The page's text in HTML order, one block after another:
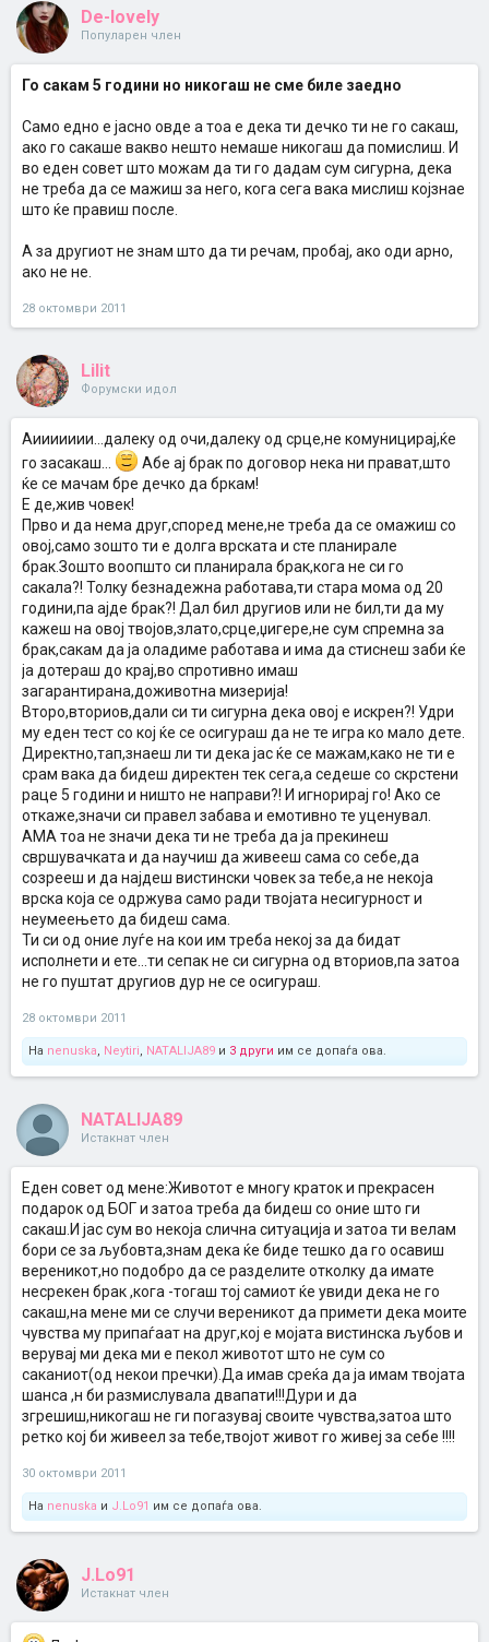
De-lovely
Популарен член
Го сакам 5 години но никогаш не сме биле заедно
Само едно е јасно овде а тоа е дека ти дечко ти не го сакаш,
ако го сакаше вакво нешто немаше никогаш да помислиш. И
во еден совет што можам да ти го дадам сум сигурна, дека
не треба да се мажиш за него, кога сега вака мислиш којзнае
што ќе правиш после.
А за другиот не знам што да ти речам, пробај, ако оди арно,
ако не не.
28 октомври 2011
Lilit
Форумски идол
Аиииииии...далеку од очи,далеку од срце,не комуницирај,ќе
го засакаш...
Абе ај брак по договор нека ни прават,што
ќе се мачам бре дечко да бркам!
Е де,жив човек!
Прво и да нема друг,според мене,не треба да се омажиш со
овој,само зошто ти е долга врската и сте планирале
брак.Зошто воопшто си планирала брак,кога не си го
сакала?! Толку безнадежна работава,ти стара мома од 20
години,па ајде брак?! Дал бил другиов или не бил,ти да му
кажеш на овој твојов,злато,срце,џигере,не сум спремна за
брак,сакам да ја оладиме работава и има да стиснеш заби ќе
ја дотераш до крај,во спротивно имаш
загарантирана,доживотна мизерија!
Второ,вториов,дали си ти сигурна дека овој е искрен?! Удри
му еден тест со кој ќе се осигураш да не те игра ко мало дете.
Директно,тап,знаеш ли ти дека јас ќе се мажам,како не ти е
срам вака да бидеш директен тек сега,а седеше со скрстени
раце 5 години и ништо не направи?! И игнорирај го! Ако се
откаже,значи си правел забава и емотивно те уценувал.
АМА тоа не значи дека ти не треба да ја прекинеш
свршувачката и да научиш да живееш сама со себе,да
созрееш и да најдеш вистински човек за тебе,а не некоја
врска која се одржува само ради твојата несигурност и
неумеењето да бидеш сама.
Ти си од оние луѓе на кои им треба некој за да бидат
исполнети и ете...ти сепак не си сигурна од вториов,па затоа
не го пуштат другиов дур не се осигураш.
28 октомври 2011
На nenuska, Neytiri, NATALIJA89 и 3 други им се допаѓа ова.
NATALIJA89
Истакнат член
Еден совет од мене:Животот е многу краток и прекрасен
подарок од БОГ и затоа треба да бидеш со оние што ги
сакаш.И јас сум во некоја слична ситуација и затоа ти велам
бори се за љубовта,знам дека ќе биде тешко да го осавиш
вереникот,но подобро да се разделите отколку да имате
несрекен брак ,кога -тогаш тој самиот ќе увиди дека не го
сакаш,на мене ми се случи вереникот да примети дека моите
чувства му припаѓаат на друг,кој е мојата вистинска љубов и
верувај ми дека ми е пекол животот што не сум со
саканиот(од некои пречки).Да имав среќа да ја имам твојата
шанса ,н би размислувала двапати!!!Дури и да
згрешиш,никогаш не ги погазувај своите чувства,затоа што
ретко кој би живеел за тебе,твојот живот го живеј за себе !!!!
30 октомври 2011
На nenuska и J.Lo91 им се допаѓа ова.
J.Lo91
Истакнат член